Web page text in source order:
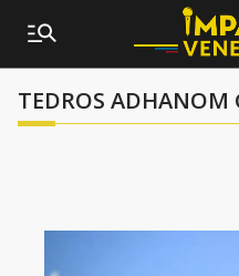
TEDROS ADHANOM